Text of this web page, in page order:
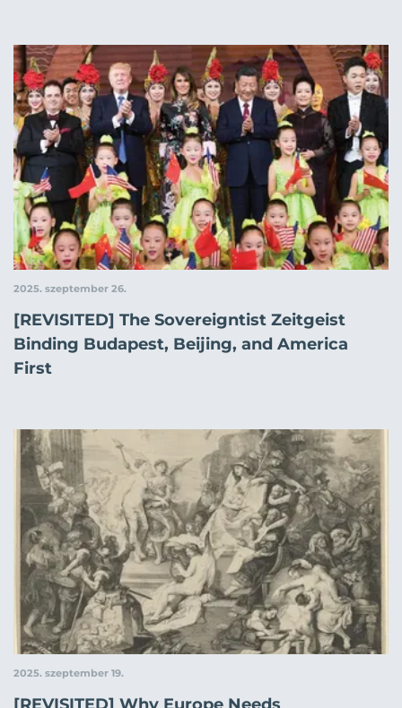
2025. szeptember 26.
[REVISITED] The Sovereigntist Zeitgeist
Binding Budapest, Beijing, and America
First
2025. szeptember 19.
[REVISITED] Why Europe Needs